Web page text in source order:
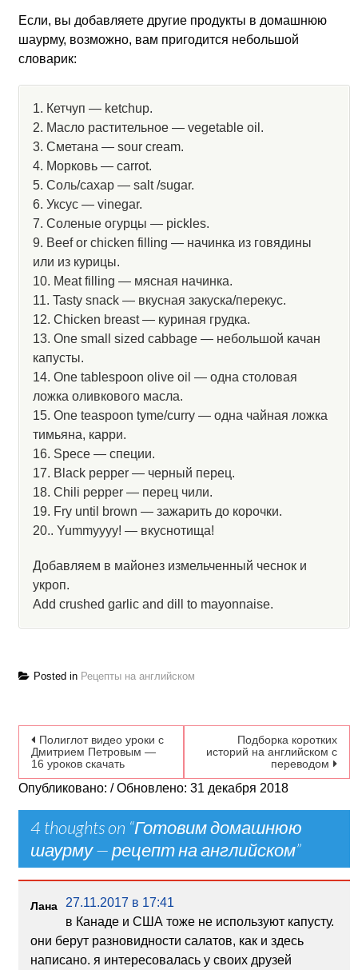
Если, вы добавляете другие продукты в домашнюю
шаурму, возможно, вам пригодится небольшой
словарик:
1. Кетчуп — ketchup.
2. Mасло растительное — vegetable oil.
3. Сметана — sour cream.
4. Морковь — carrot.
5. Соль/сахар — salt /sugar.
6. Уксус — vinegar.
7. Соленые огурцы — pickles.
9. Beef or chicken filling — начинка из говядины
или из курицы.
10. Meat filling — мясная начинка.
11. Tasty snack — вкусная закуска/перекус.
12. Chicken breast — куриная грудка.
13. One small sized cabbage — небольшой качан
капусты.
14. One tablespoon olive oil — одна столовая
ложка оливкового масла.
15. One teaspoon tyme/curry — одна чайная ложка
тимьяна, карри.
16. Spece — специи.
17. Black pepper — черный перец.
18. Chili pepper — перец чили.
19. Fry until brown — зажарить до корочки.
20.. Yummyyyy! — вкуснотища!
Добавляем в майонез измельченный чеснок и
укроп.
Add crushed garlic and dill to mayonnaise.
Posted in Рецепты на английском
Навигация по записям
Полиглот видео уроки с
Дмитрием Петровым —
16 уроков скачать
Подборка коротких
историй на английском с
переводом
Опубликовано: / Обновлено: 31 декабря 2018
4 thoughts on “Готовим домашнюю
шаурму — рецепт на английском”
Лана
27.11.2017 в 17:41
в Канаде и США тоже не используют капусту.
они берут разновидности салатов, как и здесь
написано. я интересовалась у своих друзей